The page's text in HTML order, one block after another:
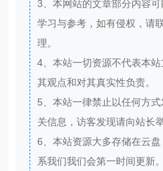
3、本网站的文章部分内容
学习与参考，如有侵权，请
理。
4、本站一切资源不代表本
其观点和对其真实性负责。
5、本站一律禁止以任何方
关信息，访客发现请向站长举
6、本站资源大多存储在云
系我们我们会第一时间更新。